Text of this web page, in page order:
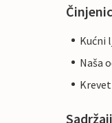
Kućni
Naša
Sadržaji